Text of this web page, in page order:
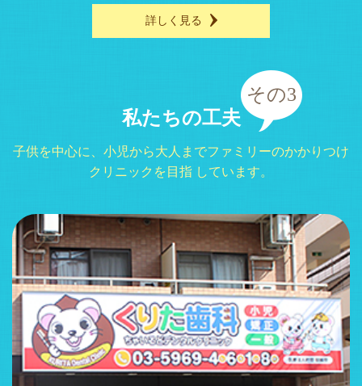
詳しく見る
私たちの工夫
その3
子供を中心に、小児から大人までファミリーのかかりつけ
クリニックを目指 しています。